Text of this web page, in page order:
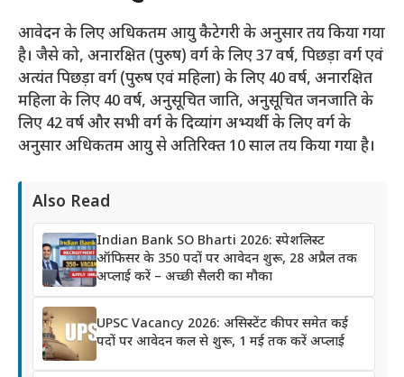
आवेदन के लिए अधिकतम आयु कैटेगरी के अनुसार तय किया गया
है। जैसे को, अनारक्षित (पुरुष) वर्ग के लिए 37 वर्ष, पिछड़ा वर्ग एवं
अत्यंत पिछड़ा वर्ग (पुरुष एवं महिला) के लिए 40 वर्ष, अनारक्षित
महिला के लिए 40 वर्ष, अनुसूचित जाति, अनुसूचित जनजाति के
लिए 42 वर्ष और सभी वर्ग के दिव्यांग अभ्यर्थी के लिए वर्ग के
अनुसार अधिकतम आयु से अतिरिक्त 10 साल तय किया गया है।
Also Read
Indian Bank SO Bharti 2026: स्पेशलिस्ट
ऑफिसर के 350 पदों पर आवेदन शुरू, 28 अप्रैल तक
अप्लाई करें – अच्छी सैलरी का मौका
UPSC Vacancy 2026: असिस्टेंट कीपर समेत कई
पदों पर आवेदन कल से शुरू, 1 मई तक करें अप्लाई